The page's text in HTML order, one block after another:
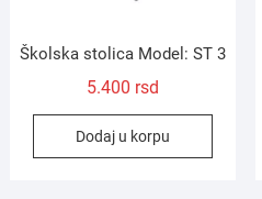
Školska stolica Model: ST 3
5.400 rsd
Dodaj u korpu